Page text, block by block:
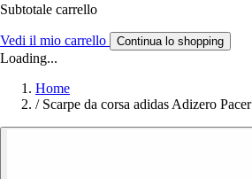
Subtotale carrello
Vedi il mio carrello Continua lo shopping
Loading...
Home
/ Scarpe da corsa adidas Adizero Pacer